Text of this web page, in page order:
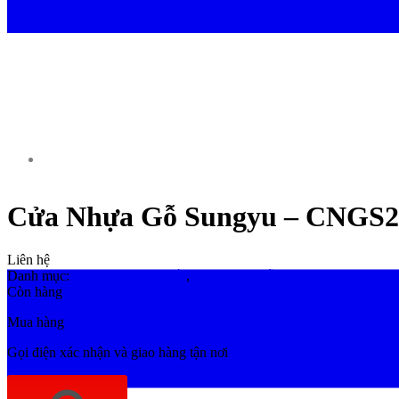
Cửa Nhựa Gỗ Sungyu –
Liên hệ
Danh mục:
,
Còn hàng
Mua hàng
Gọi điện xác nhận và giao hàng tận nơi